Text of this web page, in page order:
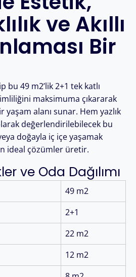
ve Akıllı
Bir
bu 49 m2’lik 2+1 tek katlı
maksimuma çıkararak
alanı sunar. Hem yazlık
değerlendirilebilecek bu
doğayla iç içe yaşamak
ideal çözümler üretir.
ve Oda Dağılımı
49 m2
2+1
22 m2
12 m2